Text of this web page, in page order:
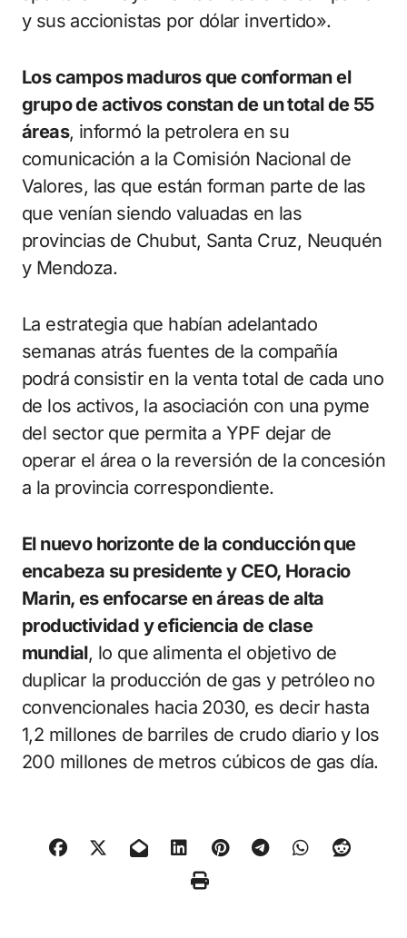
y sus accionistas por dólar invertido».
Los campos maduros que conforman el
grupo de activos constan de un total de 55
áreas, informó la petrolera en su
comunicación a la Comisión Nacional de
Valores, las que están forman parte de las
que venían siendo valuadas en las
provincias de Chubut, Santa Cruz, Neuquén
y Mendoza.
La estrategia que habían adelantado
semanas atrás fuentes de la compañía
podrá consistir en la venta total de cada uno
de los activos, la asociación con una pyme
del sector que permita a YPF dejar de
operar el área o la reversión de la concesión
a la provincia correspondiente.
El nuevo horizonte de la conducción que
encabeza su presidente y CEO, Horacio
Marin, es enfocarse en áreas de alta
productividad y eficiencia de clase
mundial, lo que alimenta el objetivo de
duplicar la producción de gas y petróleo no
convencionales hacia 2030, es decir hasta
1,2 millones de barriles de crudo diario y los
200 millones de metros cúbicos de gas día.